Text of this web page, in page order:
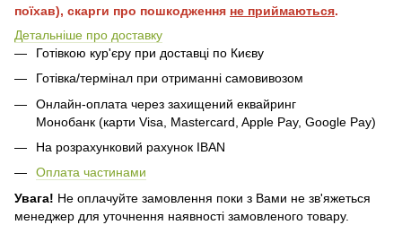
поїхав), скарги про пошкодження не приймаються.
Детальніше про доставку
Готівкою кур'єру при доставці по Києву
Готівка/термінал при отриманні самовивозом
Онлайн-оплата через захищений еквайринг
Монобанк (карти Visa, Mastercard, Apple Pay, Google Pay)
На розрахунковий рахунок IBAN
Оплата частинами
Увага! Не оплачуйте замовлення поки з Вами не зв'яжеться
менеджер для уточнення наявності замовленого товару.